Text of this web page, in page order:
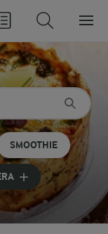
SMOOTHIE